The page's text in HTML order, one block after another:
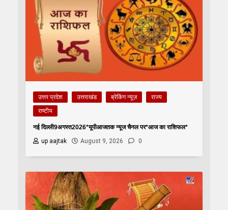
उत्तर प्रदेश उत्तराखंड ब्रेकिंग न्यूज़
राज्य
राष्टीय
नई दिल्ली9अगस्त2026*यूपीआजतक न्यूज चैनल पर*आज का राशिफल*
up aajtak
August 9, 2026 0